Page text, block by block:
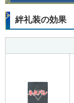
絆礼装の効果